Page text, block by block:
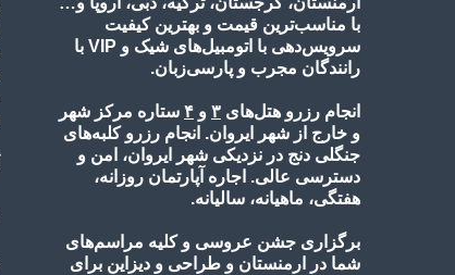
با مناسب‌ترین قیمت و بهترین کیفیت
سرویس‌دهی با اتومبیل‌های شیک و VIP با
رانندگان مجرب و پارسی‌زبان.
انجام رزرو هتل‌های ۳ و ۴ ستاره مرکز شهر
و خارج از شهر ایروان. انجام رزرو کلبه‌های
جنگلی دنج در نزدیکی شهر ایروان، امن و
دسترسی عالی. اجاره آپارتمان روزانه،
هفتگی، ماهیانه، سالیانه.
برگزاری جشن عروسی و کلیه مراسم‌های
شما در ارمنستان و طراحی و دیزاین برای